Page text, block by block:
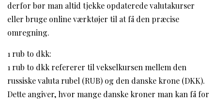
derfor bør man altid tjekke opdaterede valutakurser
eller bruge online værktøjer til at få den præcise
omregning.
1 rub to dkk:
1 rub to dkk refererer til vekselkursen mellem den
russiske valuta rubel (RUB) og den danske krone (DKK).
Dette angiver, hvor mange danske kroner man kan få for